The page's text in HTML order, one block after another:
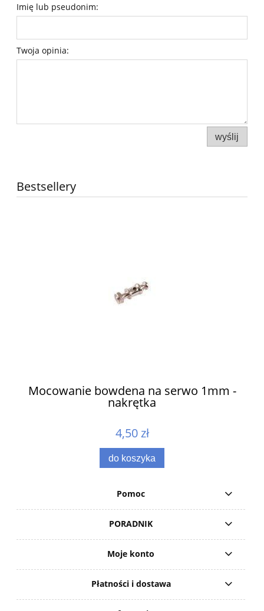
Imię lub pseudonim:
Twoja opinia:
wyślij
Bestsellery
Mocowanie bowdena na serwo 1mm -
nakrętka
4,50 zł
do koszyka
Pomoc
PORADNIK
Moje konto
Płatności i dostawa